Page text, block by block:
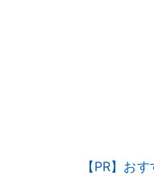
【PR】お